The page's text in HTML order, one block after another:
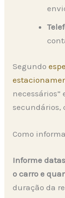
Segundo
secundários,
Como
Informe
o carro e
duração da